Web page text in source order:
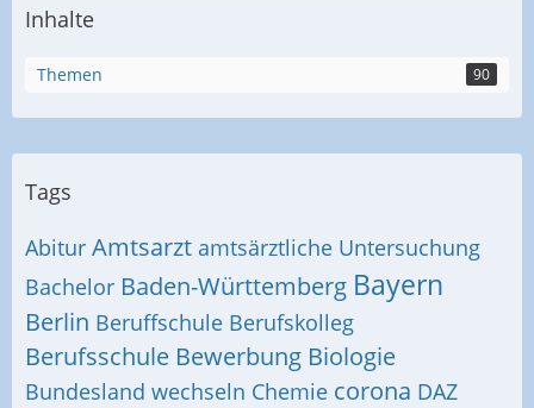
Inhalte
Themen 90
Tags
Abitur Amtsarzt amtsärztliche Untersuchung
Bachelor Baden-Württemberg Bayern
Berlin Beruffschule Berufskolleg
Berufsschule Bewerbung Biologie
Bundesland wechseln Chemie corona DAZ